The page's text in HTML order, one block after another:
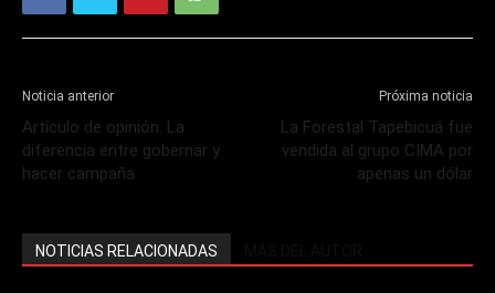
Noticia anterior
Artículo de opinión: La
diferencia entre gobernar y
hacer campaña
Próxima noticia
La Forestal Tapebicuá fue
vendida al grupo CIMA por
apenas un dólar
NOTICIAS RELACIONADAS